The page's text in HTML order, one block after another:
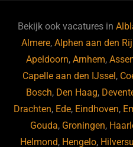
b
o
o
k
ky dI
n
Bekijk ook vacatures in
Almere,Alphen aan den
Apeldoorn,Arnhem,
Capelle aan den IJssel,
Bosch, Den Haag,
Drachten, Ede, Eindhoven,
Gouda, Groningen,
Helmond, Hengelo,